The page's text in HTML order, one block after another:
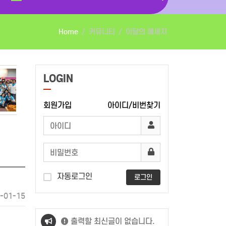
Home 커뮤니티 이달의 메세지
01-15
LOGIN
회원가입 아이디/비번찾기
자동로그인 로그인
출력할 최신글이 없습니다.